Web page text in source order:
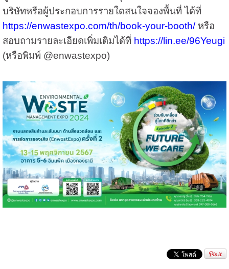
บริษัทหรือผู้ประกอบการรายใดสนใจจองพื้นที่ ได้ที่
https://enwastexpo.com/th/book-your-booth/หรือ
สอบถามรายละเอียดเพิ่มเติมได้ที่ https://lin.ee/96Yeugi
(หรือพิมพ์ @enwastexpo)